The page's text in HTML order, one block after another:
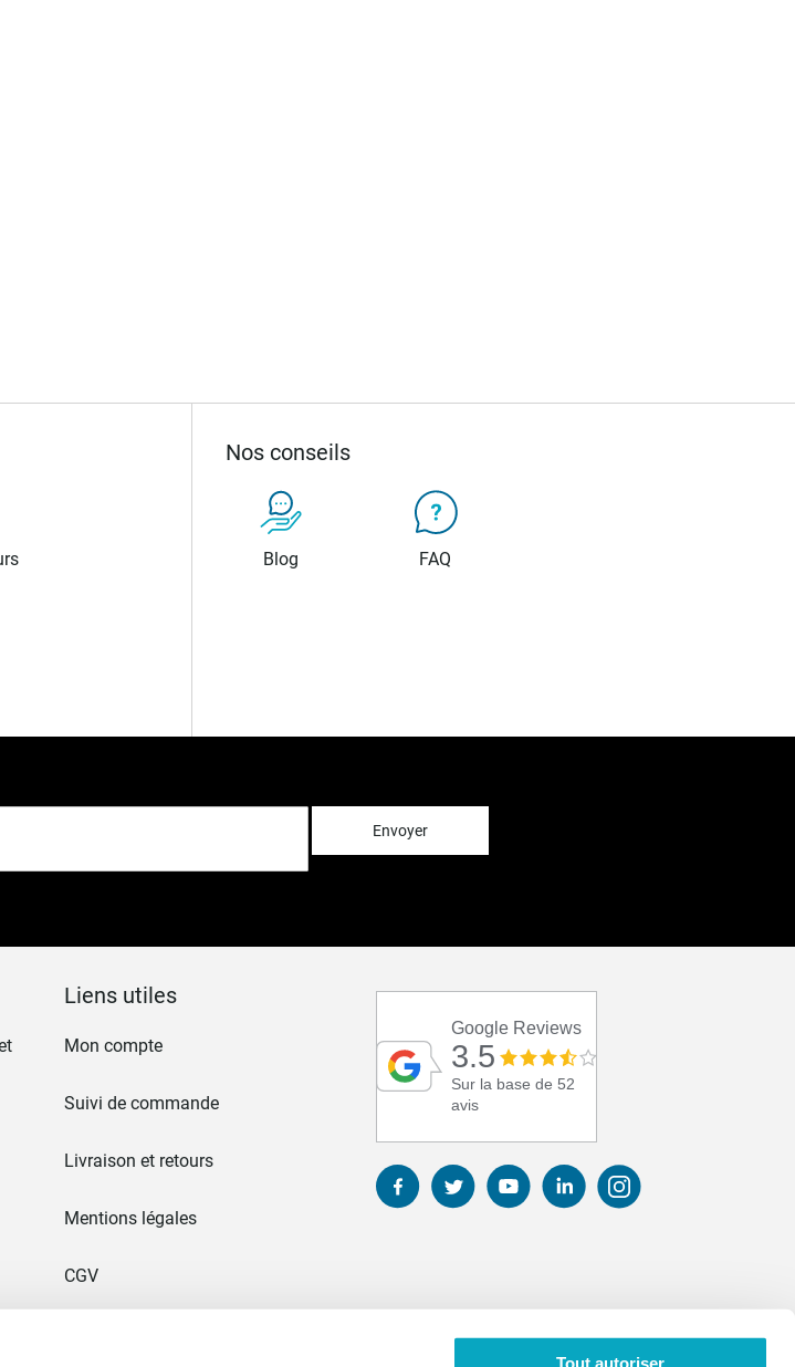
Tout autoriser
Nos conseils
Blog FAQ
Envoyer
Liens utiles
Mon compte
Suivi de commande
Livraison et retours
Mentions légales
CGV
Google Reviews
3.5
Sur la base de 52
avis